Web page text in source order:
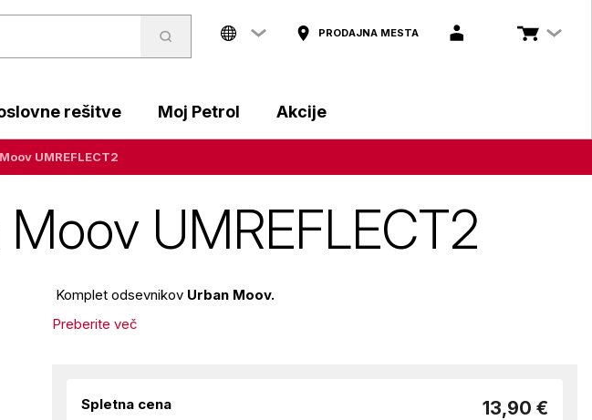
PRODAJNA MESTA
rešitve Moj Petrol Akcije
UMREFLECT2
UMREFLECT2
Komplet odsevnikov Urban Moov.
Preberite več
Spletna cena 13,90 €